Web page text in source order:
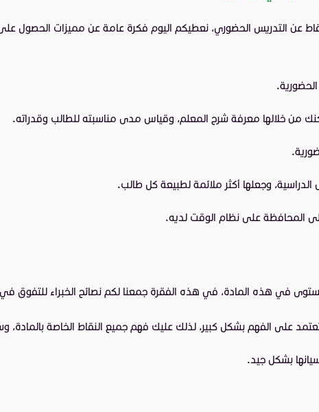
عن التدريس الحضوري، نعطيكم اليوم فكرة عامة عن مميزات الحصول
من خلالها معرفة شرح المعلم، وقياس مدى مناسبته للطالب وقدراته.
وجعلها أكثر ملائمة لطبيعة كل طالب.
المحافظة على نظام الوقت لديه.
في هذه المادة، في هذه الفقرة جمعنا لكم نصائح الخبراء للتفوق
على الفهم بشكل كبير، لذلك عليك فهم جميع النقاط الخاصة بالمادة،
بشكل جيد.